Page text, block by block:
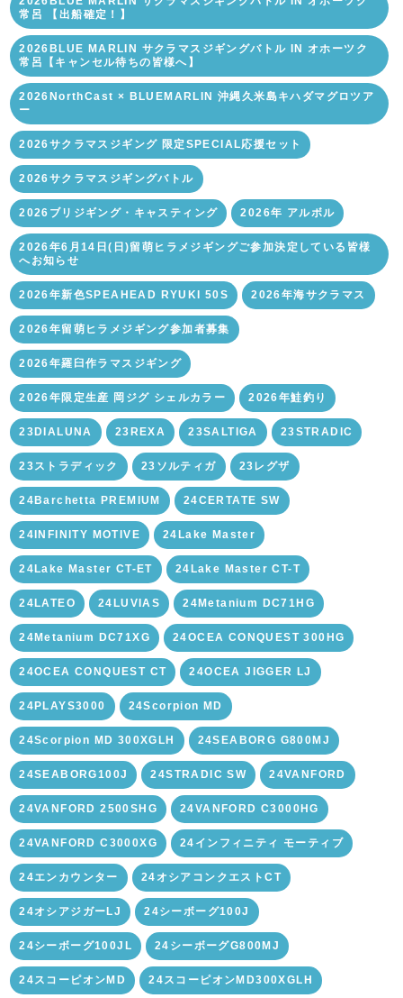
常呂 【出船確定！】
2026BLUE MARLIN サクラマスジギングバトル IN オホーツク
常呂【キャンセル待ちの皆様へ】
2026NorthCast × BLUEMARLIN 沖縄久米島キハダマグロツア
ー
2026サクラマスジギング 限定SPECIAL応援セット
2026サクラマスジギングバトル
2026ブリジギング・キャスティング 2026年 アルボル
2026年6月14日(日)留萌ヒラメジギングご参加決定している皆様
へお知らせ
2026年新色SPEAHEAD RYUKI 50S 2026年海サクラマス
2026年留萌ヒラメジギング参加者募集
2026年羅臼作ラマスジギング
2026年限定生産 岡ジグ シェルカラー 2026年鮭釣り
23DIALUNA 23REXA 23SALTIGA 23STRADIC
23ストラディック 23ソルティガ 23レグザ
24Barchetta PREMIUM 24CERTATE SW
24INFINITY MOTIVE 24Lake Master
24Lake Master CT-ET 24Lake Master CT-T
24LATEO 24LUVIAS 24Metanium DC71HG
24Metanium DC71XG 24OCEA CONQUEST 300HG
24OCEA CONQUEST CT 24OCEA JIGGER LJ
24PLAYS3000 24Scorpion MD
24Scorpion MD 300XGLH 24SEABORG G800MJ
24SEABORG100J 24STRADIC SW 24VANFORD
24VANFORD 2500SHG 24VANFORD C3000HG
24VANFORD C3000XG 24インフィニティ モーティブ
24エンカウンター 24オシアコンクエストCT
24オシアジガーLJ 24シーボーグ100J
24シーボーグ100JL 24シーボーグG800MJ
24スコーピオンMD 24スコーピオンMD300XGLH